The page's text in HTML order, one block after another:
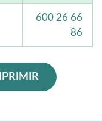
600 26 66
86